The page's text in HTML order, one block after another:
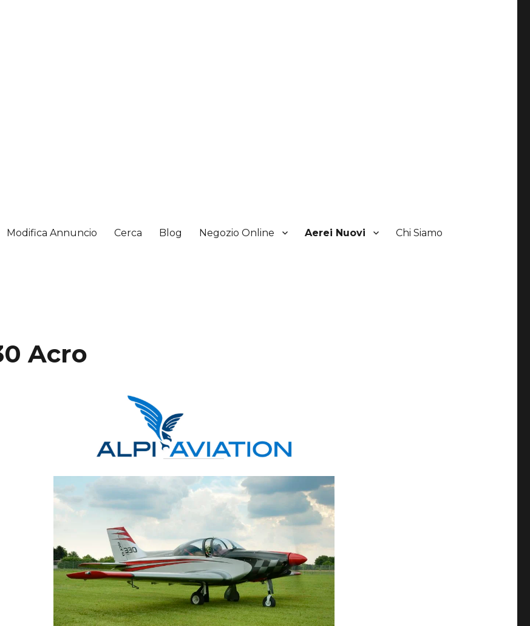
Modifica Annuncio Cerca Blog Negozio Online Aerei Nuovi Chi Siamo
Acro